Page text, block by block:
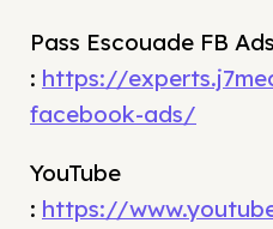
Pass Escouade FB Ads
: https://
facebook-ads/
YouTube
: https://